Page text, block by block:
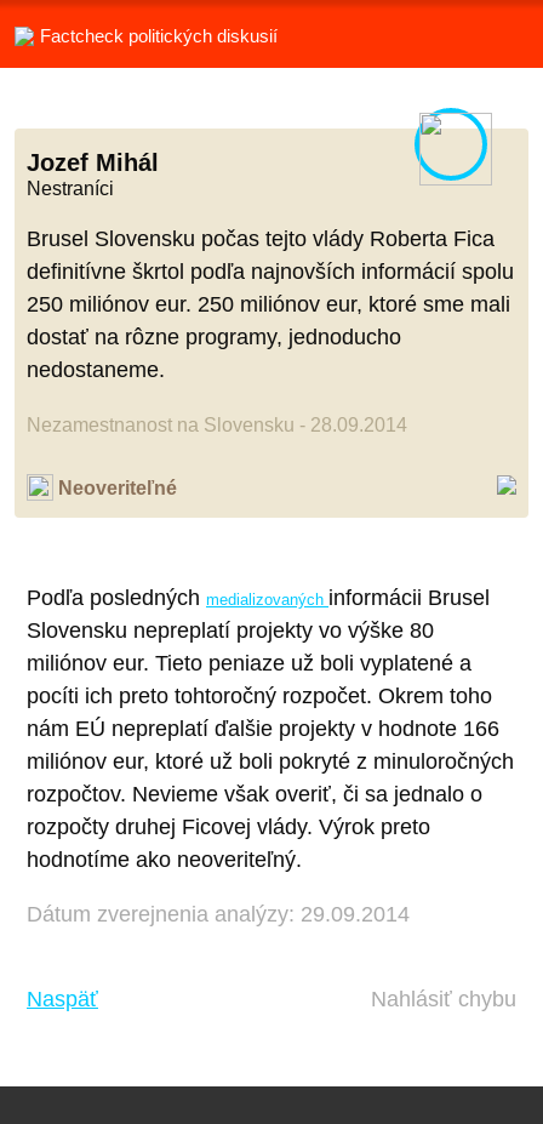
Factcheck politických diskusií
Jozef Mihál
Nestraníci
Brusel Slovensku počas tejto vlády Roberta Fica
definitívne škrtol podľa najnovších informácií spolu
250 miliónov eur. 250 miliónov eur, ktoré sme mali
dostať na rôzne programy, jednoducho
nedostaneme.
Nezamestnanost na Slovensku - 28.09.2014
Neoveriteľné
Podľa posledných medializovaných informácii Brusel
Slovensku nepreplatí projekty vo výške 80
miliónov eur. Tieto peniaze už boli vyplatené a
pocíti ich preto tohtoročný rozpočet. Okrem toho
nám EÚ nepreplatí ďalšie projekty v hodnote 166
miliónov eur, ktoré už boli pokryté z minuloročných
rozpočtov. Nevieme však overiť, či sa jednalo o
rozpočty druhej Ficovej vlády. Výrok preto
hodnotíme ako neoveriteľný.
Dátum zverejnenia analýzy: 29.09.2014
Naspäť Nahlásiť chybu